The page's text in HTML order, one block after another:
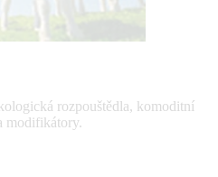
rozpouštědla, komoditní
modifikátory.